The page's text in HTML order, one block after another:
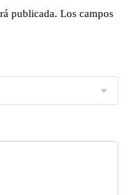
publicada. Los campos